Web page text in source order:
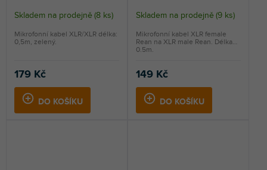
Skladem na prodejně (8 ks)
179 Kč
DO KOŠÍKU
Mikrofonní kabel XLR/XLR délka:
0,5m, zelený.
Skladem na prodejně (9 ks)
149 Kč
DO KOŠÍKU
Mikrofonní kabel XLR female
Rean na XLR male Rean. Délka
0.5m.